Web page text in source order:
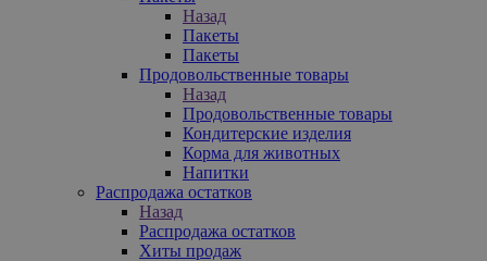
Назад
Пакеты
Пакеты
Продовольственные товары
Назад
Продовольственные товары
Кондитерские изделия
Корма для животных
Напитки
Распродажа остатков
Назад
Распродажа остатков
Хиты продаж